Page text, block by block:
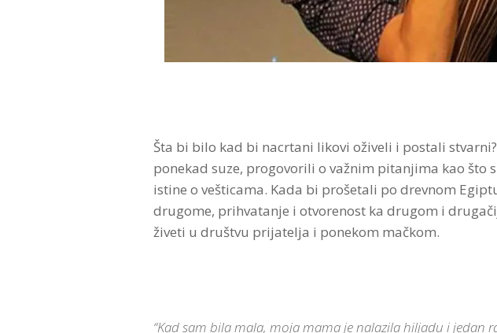
Šta bi bilo kad bi nacrtani likovi oživeli i postali
ponekad suze, progovorili o važnim pitanjima kao što
istine o vešticama. Kada bi prošetali po drevnom
drugome, prihvatanje i otvorenost ka drugom i
živeti u društvu prijatelja i ponekom mačkom.
“Kad sam bila mala, moja mama je nalazila hiljadu i